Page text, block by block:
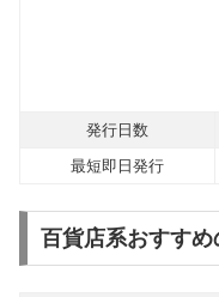
発行日数
最短即日発行
百貨店系おすす